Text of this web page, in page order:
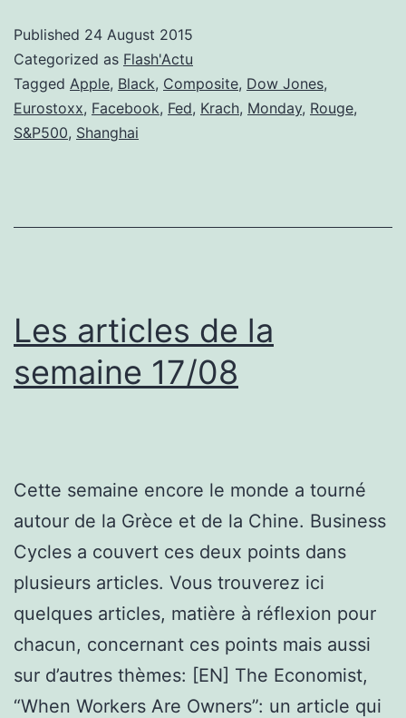
marchés
Published 24 August 2015
Categorized as Flash'Actu
Tagged Apple, Black, Composite, Dow Jones,
Eurostoxx, Facebook, Fed, Krach, Monday, Rouge,
S&P500, Shanghai
Les articles de la
semaine 17/08
Cette semaine encore le monde a tourné
autour de la Grèce et de la Chine. Business
Cycles a couvert ces deux points dans
plusieurs articles. Vous trouverez ici
quelques articles, matière à réflexion pour
chacun, concernant ces points mais aussi
sur d’autres thèmes: [EN] The Economist,
“When Workers Are Owners”: un article qui